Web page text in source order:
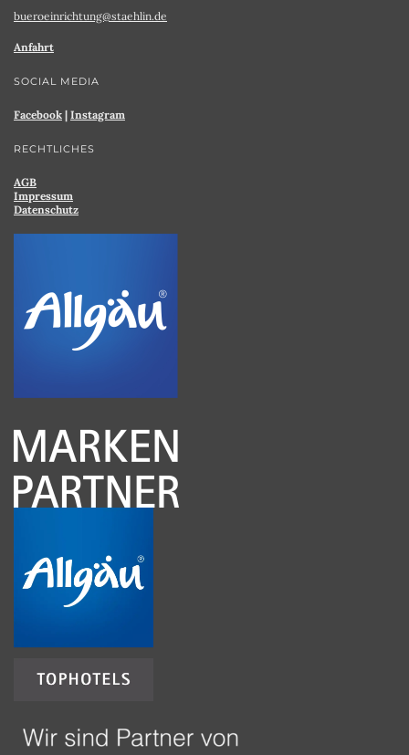
bueroeinrichtung@staehlin.de
Anfahrt
SOCIAL MEDIA
Facebook | Instagram
RECHTLICHES
AGB
Impressum
Datenschutz